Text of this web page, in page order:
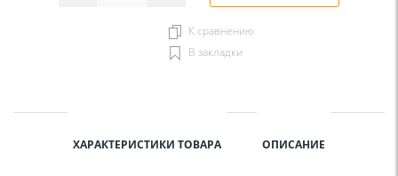
К сравнению
В закладки
ХАРАКТЕРИСТИКИ ТОВАРА ОПИСАНИЕ